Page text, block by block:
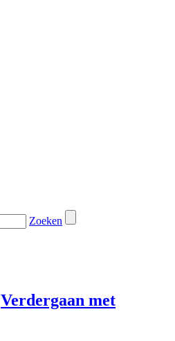
Zoeken
Verdergaan met